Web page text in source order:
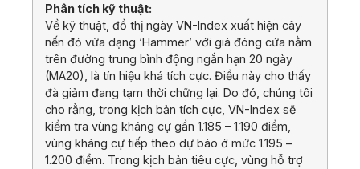
Phân tích kỹ thuật:
Về kỹ thuật, đồ thị ngày VN-Index xuất hiện cây
nến đỏ vừa dạng ‘Hammer’ với giá đóng cửa nằm
trên đường trung bình động ngắn hạn 20 ngày
(MA20), là tín hiệu khá tích cực. Điều này cho thấy
đà giảm đang tạm thời chững lại. Do đó, chúng tôi
cho rằng, trong kịch bản tích cực, VN-Index sẽ
kiểm tra vùng kháng cự gần 1.185 – 1.190 điểm,
vùng kháng cự tiếp theo dự báo ở mức 1.195 –
1.200 điểm. Trong kịch bản tiêu cực, vùng hỗ trợ